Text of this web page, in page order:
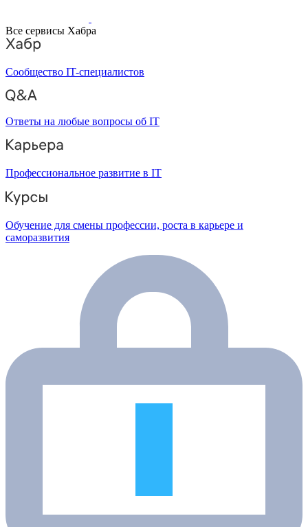
Все сервисы Хабра
Сообщество IT-специалистов
Ответы на любые вопросы об IT
Профессиональное развитие в IT
Обучение для смены профессии, роста в карьере и
саморазвития